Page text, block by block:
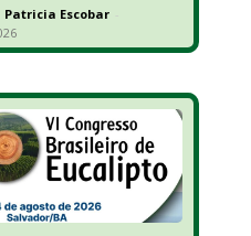
Patricia Escobar -